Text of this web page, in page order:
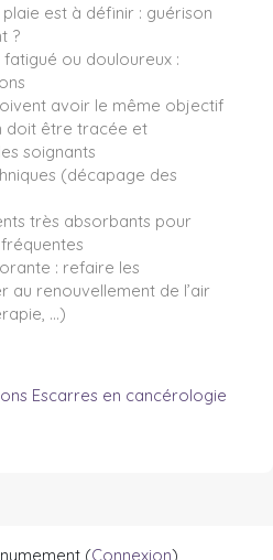
est à définir : guérison
?
ou douloureux :
avoir le même objectif
doit être tracée et
soignants
(décapage des
très absorbants pour
: refaire les
au renouvellement de l’air
…)
Escarres en cancérologie
(Connexion)